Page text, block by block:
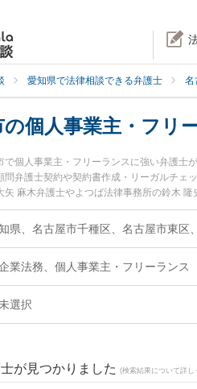
愛知県で法律相談できる弁護士 名
の個人事業主・フリ
で個人事業主・フリーランスに強い弁護士
問弁護士契約や契約書作成・リーガルチェ
矢 麻木弁護士やよつば法律事務所の鈴木
す。『名古屋市で土日や夜間に発生した個
護士を検索したい』『初回相談無料で個
業法務、個人事業主・フリーランス
未選択
が見つかりました (検索結果について詳し